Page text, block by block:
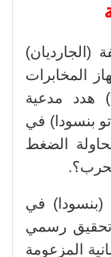
(الجارديان)
المخابرات
هدد مدعية
بنسودا) في
الضغط
في
تحقيق رسمي
المزعومة